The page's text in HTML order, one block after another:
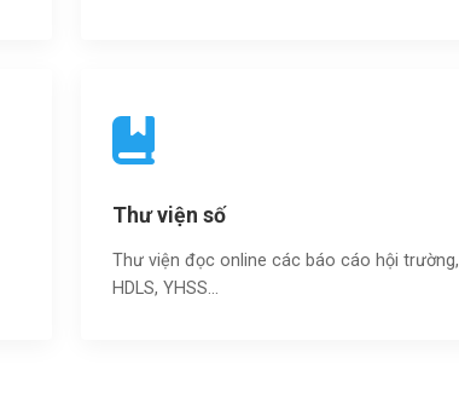
Thư viện số
Thư viện đọc online các báo cáo hội trường,
HDLS, YHSS…